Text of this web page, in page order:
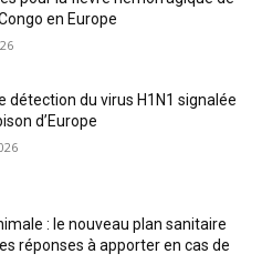
en Europe
détection du virus H1N1 signalée
d’Europe
: le nouveau plan sanitaire
réponses à apporter en cas de